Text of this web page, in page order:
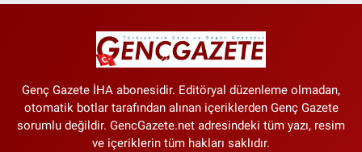
Genç Gazete İHA abonesidir. Editöryal düzenleme olmadan,
otomatik botlar tarafından alınan içeriklerden Genç Gazete
sorumlu değildir. GencGazete.net adresindeki tüm yazı, resim
ve içeriklerin tüm hakları saklıdır.